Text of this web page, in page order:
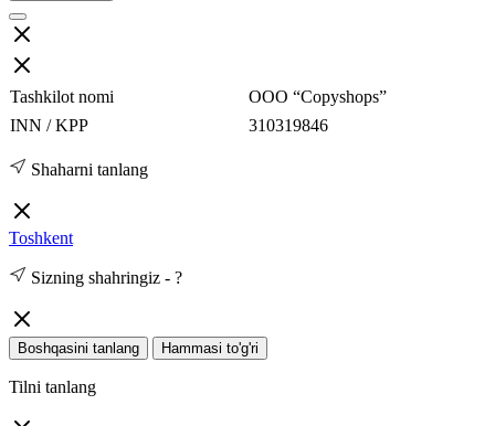
Tashkilot nomi
ООО “Copyshops”
INN / KPP
310319846
Shaharni tanlang
Toshkent
Sizning shahringiz - ?
Boshqasini tanlang Hammasi to'g'ri
Tilni tanlang